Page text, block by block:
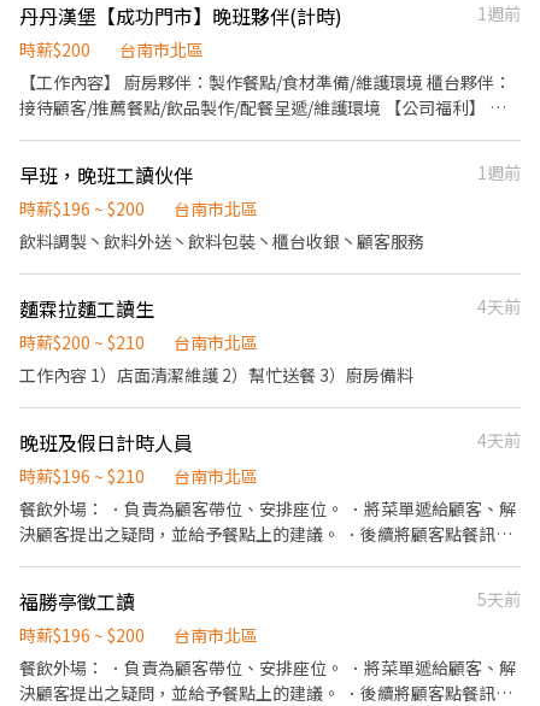
丹丹漢堡【成功門市】晚班夥伴(計時)
1週前
時薪$200
台南市北區
【工作內容】 廚房夥伴：製作餐點/食材準備/維護環境 櫃台夥伴：
接待顧客/推薦餐點/飲品製作/配餐呈遞/維護環境 【公司福利】 •
早班，晚班工讀伙伴
1週前
時薪$196 ~ $200
台南市北區
飲料調製丶飲料外送丶飲料包裝丶櫃台收銀丶顧客服務
麵霖拉麵工讀生
4天前
時薪$200 ~ $210
台南市北區
工作內容 1）店面清潔維護 2）幫忙送餐 3）廚房備料
晚班及假日計時人員
4天前
時薪$196 ~ $210
台南市北區
餐飲外場： ．負責為顧客帶位、安排座位。 ．將菜單遞給顧客、解
決顧客提出之疑問，並給予餐點上的建議。 ．後續將顧客點餐訊息
場： ．擔任廚師的助手，處理烹飪前與烹飪中之準備工作與其他餐
廳相關事務。 ．負責洗、剝、削、切各種食材。 ．負責清理工作環
境、設備和餐具。 ．準備不同餐點所需要的食材。 ．協助測量食材
的容量與重量。 ．負責擺盤、打包外帶服務。
福勝亭徵工讀
5天前
時薪$196 ~ $200
台南市北區
餐飲外場： ．負責為顧客帶位、安排座位。 ．將菜單遞給顧客、解
決顧客提出之疑問，並給予餐點上的建議。 ．後續將顧客點餐訊息